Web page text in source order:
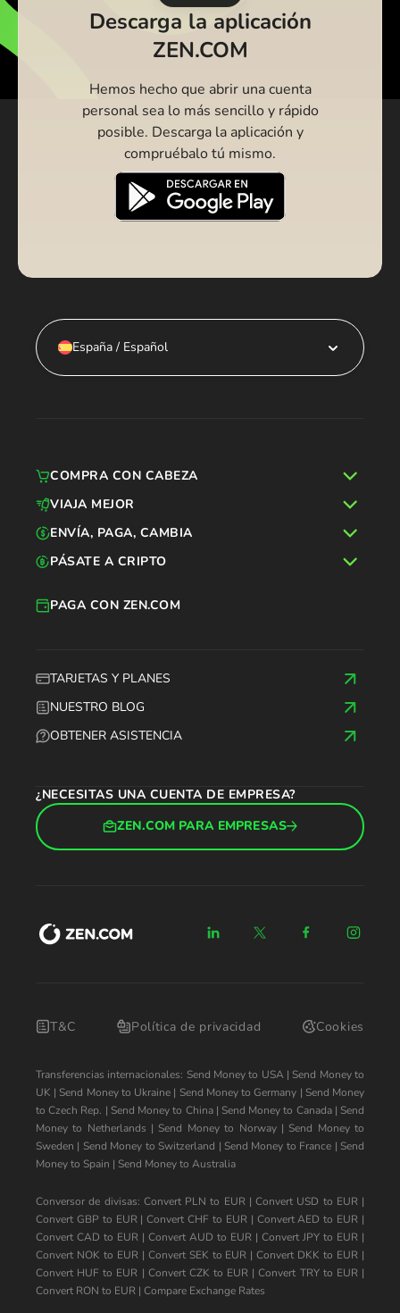
Descarga la aplicación
ZEN.COM
Hemos hecho que abrir una cuenta
personal sea lo más sencillo y rápido
posible. Descarga la aplicación y
compruébalo tú mismo.
España / Español
TARJETAS Y PLANES
NUESTRO BLOG
OBTENER ASISTENCIA
PAGA CON ZEN.COM
¿NECESITAS UNA CUENTA DE EMPRESA?
ZEN.COM PARA EMPRESAS
COMPRA CON CABEZA
VIAJA MEJOR
ENVÍA, PAGA, CAMBIA
PÁSATE A CRIPTO
T&C Política de privacidad Cookies
Transferencias internacionales: Send Money to USA| Send Money to
UK | Send Money to Ukraine | Send Money to Germany | Send Money
to Czech Rep. | Send Money to China| Send Money to Canada| Send
Money to Netherlands | Send Money to Norway| Send Money to
Sweden | Send Money to Switzerland | Send Money to France | Send
Money to Spain | Send Money to Australia
Conversor de divisas: Convert PLN to EUR| Convert USD to EUR|
Convert GBP to EUR|Convert CHF to EUR| Convert AED to EUR |
Convert CAD to EUR | Convert AUD to EUR | Convert JPY to EUR |
Convert NOK to EUR| Convert SEK to EUR |Convert DKK to EUR |
Convert HUF to EUR | Convert CZK to EUR |Convert TRY to EUR|
Convert RON to EUR | Compare Exchange Rates